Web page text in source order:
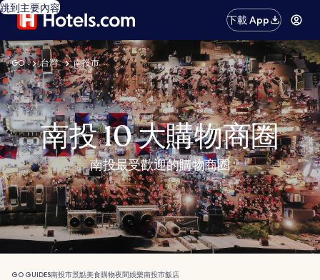
跳到主要內容
下載 App
GO 台灣 南投市
南投 10 大購物商圈
南投最受歡迎的購物商圈
GO GUIDES南投市景點美食購物夜間娛樂南投市飯店